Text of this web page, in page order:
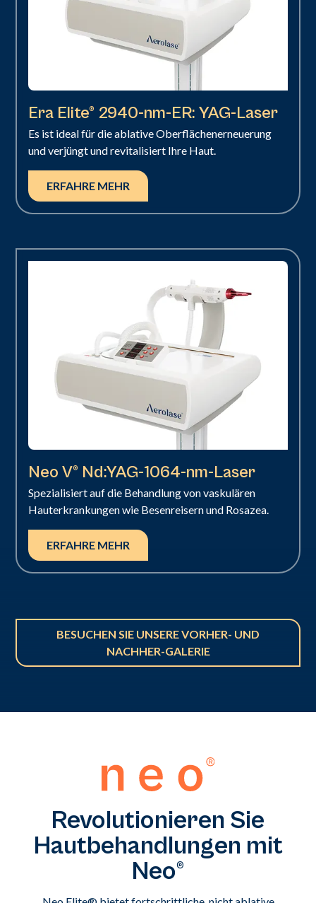
Era Elite® 2940-nm-ER: YAG-Laser
Es ist ideal für die ablative Oberflächenerneuerung
und verjüngt und revitalisiert Ihre Haut.
ERFAHRE MEHR
Neo V® Nd:YAG-1064-nm-Laser
Spezialisiert auf die Behandlung von vaskulären
Hauterkrankungen wie Besenreisern und Rosazea.
ERFAHRE MEHR
BESUCHEN SIE UNSERE VORHER- UND
NACHHER-GALERIE
Revolutionieren Sie
Hautbehandlungen mit
Neo®